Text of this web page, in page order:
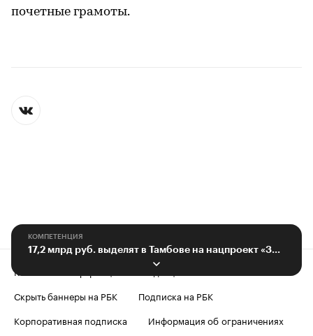
почетные грамоты.
КОМПЕТЕНЦИЯ
Контактная информация
Редакция
Скрыть баннеры на РБК
Подписка на РБК
Корпоративная подписка
Информация об ограничениях